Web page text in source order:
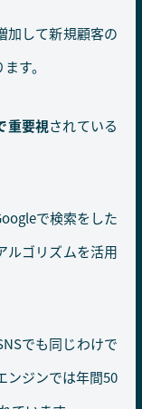
加して新規顧客の
す。
重要視されている
で検索をした
ルゴリズムを活用
でも同じわけで
ンジンでは年間50